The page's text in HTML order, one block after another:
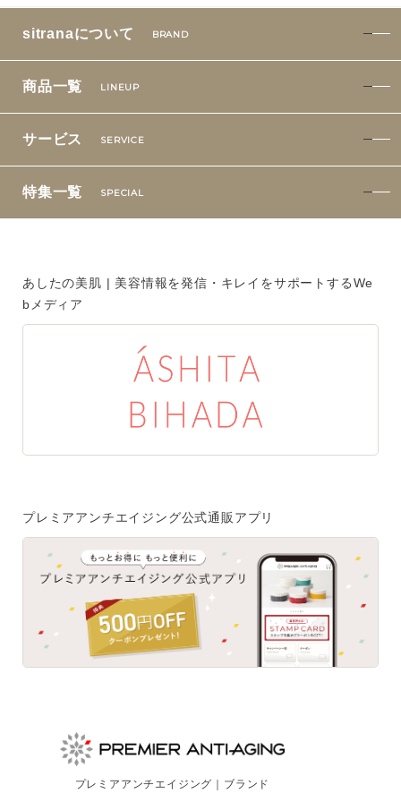
sitranaについて BRAND
商品一覧 LINEUP
サービス SERVICE
特集一覧 SPECIAL
あしたの美肌 | 美容情報を発信・キレイをサポートするWe
bメディア
プレミアアンチエイジング公式通販アプリ
プレミアアンチエイジング｜ブランド